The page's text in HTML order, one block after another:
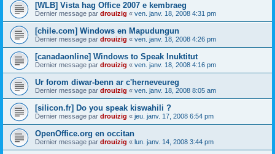
[WLB] Vista hag Office 2007 e kembraeg
Dernier message par drouizig « ven. janv. 18, 2008 4:31 pm
[chile.com] Windows en Mapudungun
Dernier message par drouizig « ven. janv. 18, 2008 4:26 pm
[canadaonline] Windows to Speak Inuktitut
Dernier message par drouizig « ven. janv. 18, 2008 4:16 pm
Ur forom diwar-benn ar c'herneveureg
Dernier message par drouizig « ven. janv. 18, 2008 8:05 am
[silicon.fr] Do you speak kiswahili ?
Dernier message par drouizig « jeu. janv. 17, 2008 6:54 pm
OpenOffice.org en occitan
Dernier message par drouizig « lun. janv. 14, 2008 3:44 pm